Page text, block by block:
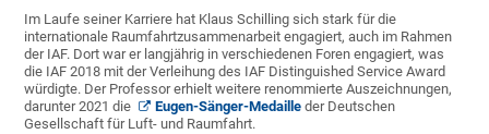
Im Laufe seiner Karriere hat Klaus Schilling sich stark für die
internationale Raumfahrtzusammenarbeit engagiert, auch im Rahmen
der IAF. Dort war er langjährig in verschiedenen Foren engagiert, was
die IAF 2018 mit der Verleihung des IAF Distinguished Service Award
würdigte. Der Professor erhielt weitere renommierte Auszeichnungen,
darunter 2021 die
Eugen-Sänger-Medailleder Deutschen
Gesellschaft für Luft- und Raumfahrt.